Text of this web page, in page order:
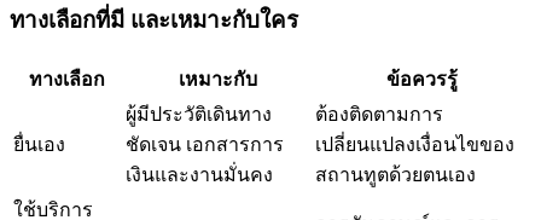
ทางเลือกที่มี และเหมาะกับใคร
ทางเลือก เหมาะกับ ข้อควรรู้
ยื่นเอง
ผู้มีประวัติเดินทาง
ชัดเจน เอกสารการ
เงินและงานมั่นคง
ต้องติดตามการ
เปลี่ยนแปลงเงื่อนไขของ
สถานทูตด้วยตนเอง
ใช้บริการ